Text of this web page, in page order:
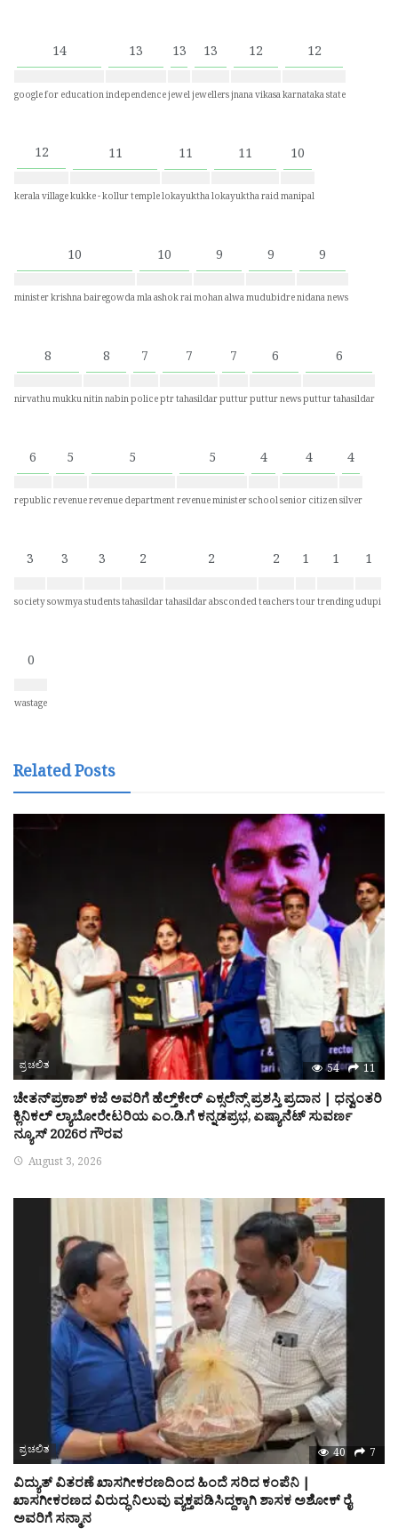
14
google for education
13
independence
13
jewel
13
jewellers
12
jnana vikasa
12
karnataka state
12
kerala village
11
kukke - kollur temple
11
lokayuktha
11
lokayuktha raid
10
manipal
10
minister krishna bairegowda
10
mla ashok rai
9
mohan alwa
9
mudubidre
9
nidana news
8
nirvathu mukku
8
nitin nabin
7
police
7
ptr tahasildar
7
puttur
6
puttur news
6
puttur tahasildar
6
republic
5
revenue
5
revenue department
5
revenue minister
4
school
4
senior citizen
4
silver
3
society
3
sowmya
3
students
2
tahasildar
2
tahasildar absconded
2
teachers
1
tour
1
trending
1
udupi
0
wastage
Related Posts
ಪ್ರಚಲಿತ 54 11
ಚೇತನ್‌ಪ್ರಕಾಶ್ ಕಜೆ ಅವರಿಗೆ ಹೆಲ್ತ್‌ಕೇರ್ ಎಕ್ಸಲೆನ್ಸ್ ಪ್ರಶಸ್ತಿ ಪ್ರದಾನ | ಧನ್ವಂತರಿ
ಕ್ಲಿನಿಕಲ್ ಲ್ಯಾಬೋರೇಟರಿಯ ಎಂ.ಡಿ.ಗೆ ಕನ್ನಡಪ್ರಭ, ಏಷ್ಯಾನೆಟ್ ಸುವರ್ಣ
ನ್ಯೂಸ್ 2026ರ ಗೌರವ
August 3, 2026
ಪ್ರಚಲಿತ 40 7
ವಿದ್ಯುತ್ ವಿತರಣೆ ಖಾಸಗೀಕರಣದಿಂದ ಹಿಂದೆ ಸರಿದ ಕಂಪೆನಿ |
ಖಾಸಗೀಕರಣದ ವಿರುದ್ಧ ನಿಲುವು ವ್ಯಕ್ತಪಡಿಸಿದ್ದಕ್ಕಾಗಿ ಶಾಸಕ ಅಶೋಕ್ ರೈ
ಅವರಿಗೆ ಸನ್ಮಾನ